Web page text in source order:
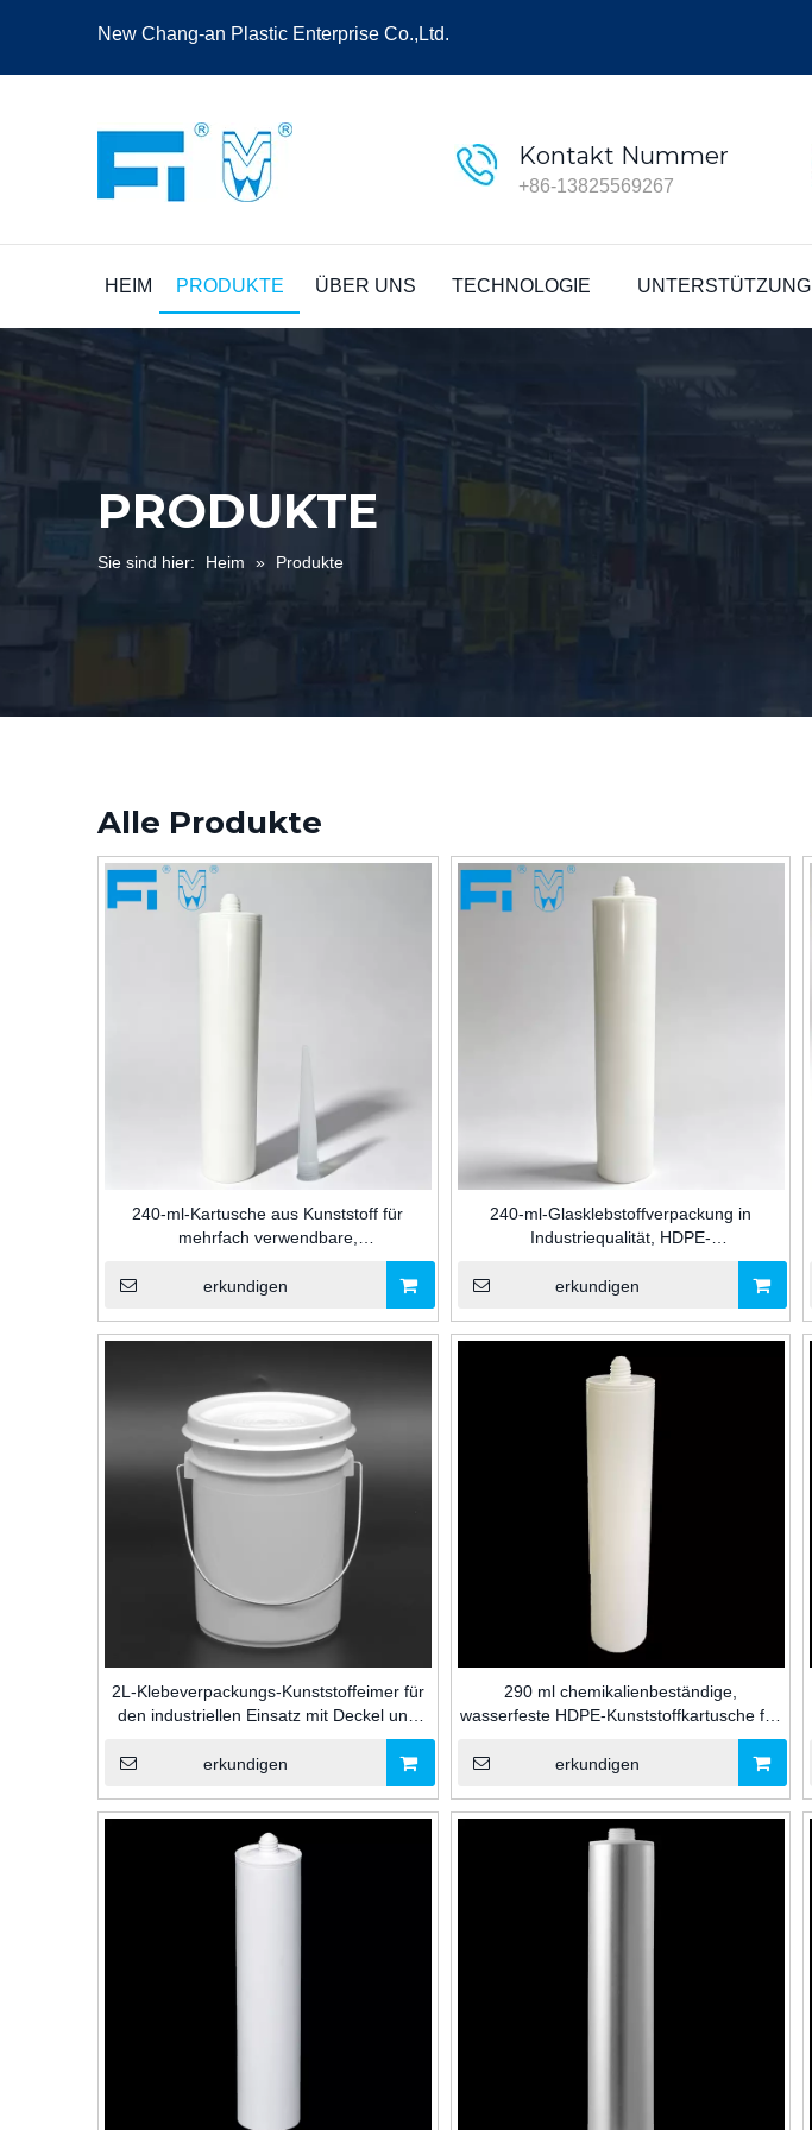
New Chang-an Plastic Enterprise Co.,Ltd.
Kontakt Nummer
+86-13825569267
HEIM PRODUKTE ÜBER UNS TECHNOLOGIE UNTERSTÜTZUNG
PRODUKTE
Sie sind hier: Heim » Produkte
Alle Produkte
240-ml-Kartusche aus Kunststoff für
mehrfach verwendbare,
Klebstoffverpackungen für Industrie-
Dichtungsabdichtungen im Baugewerbe
erkundigen
240-ml-Glasklebstoffverpackung in
Industriequalität, HDPE-
Kunststoffkartusche zum Abdichten von
Dichtungsmassen mit Düse und Kolben für
erkundigen
2L-Klebeverpackungs-Kunststoffeimer für
den industriellen Einsatz mit Deckel und
Griff für Silikondichtmittel für den Bau
erkundigen
290 ml chemikalienbeständige,
wasserfeste HDPE-Kunststoffkartusche für
Glasklebstoffe für Silikon-/MS-/PU-
Dichtungsmittel und Klebstoffe für den
erkundigen